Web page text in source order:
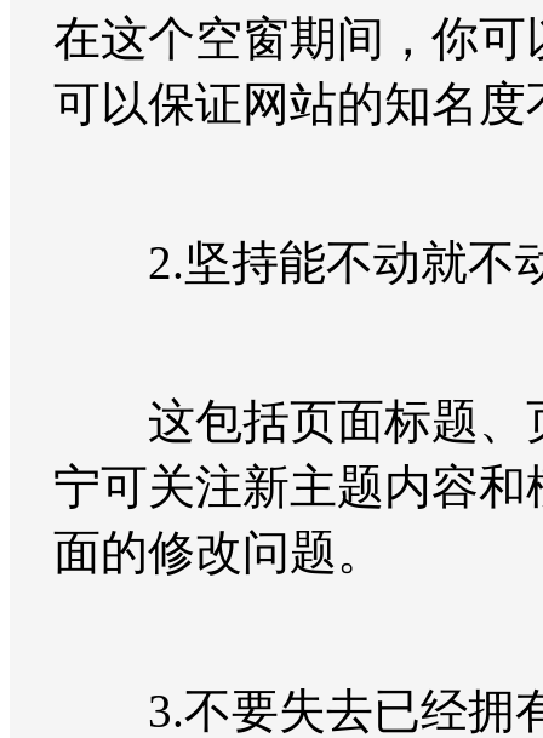
在这个空窗期间，你
可以保证网站的知名度
2.坚持能不动就不
这包括页面标题、
宁可关注新主题内容
面的修改问题。
3.不要失去已经拥